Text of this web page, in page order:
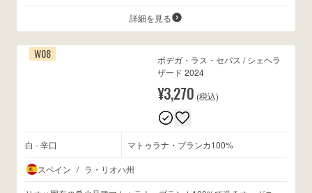
詳細を見る
W08
ボデガ・ラス・セパス / シェヘラ
ザード 2024
¥3,270 (税込)
白 - 辛口 マトゥラナ・ブランカ100%
スペイン / ラ・リオハ州